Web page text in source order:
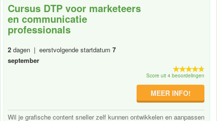
Cursus DTP voor marketeers
en communicatie
professionals
2 dagen | eerstvolgende startdatum 7
september
Score uit 4 beoordelingen
MEER INFO!
Wil je grafische content sneller zelf kunnen ontwikkelen en aanpassen